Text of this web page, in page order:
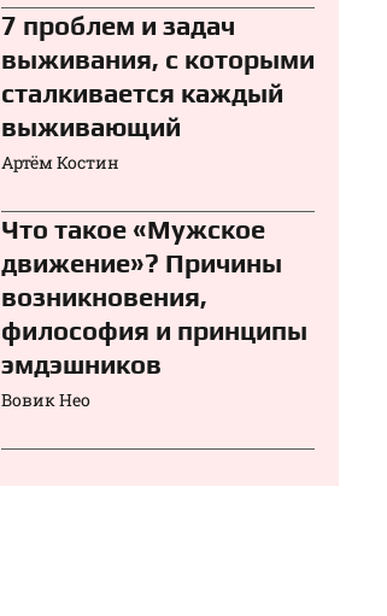
7 проблем и задач
выживания, с которыми
сталкивается каждый
выживающий
Артём Костин
Что такое «Мужское
движение»? Причины
возникновения,
философия и принципы
эмдэшников
Вовик Нео